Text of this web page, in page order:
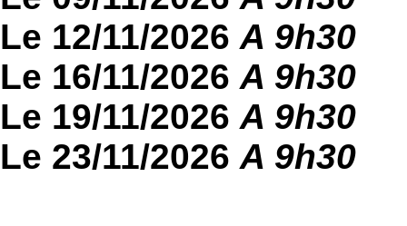
Le 12/11/2026 A 9h30
Le 16/11/2026 A 9h30
Le 19/11/2026 A 9h30
Le 23/11/2026 A 9h30